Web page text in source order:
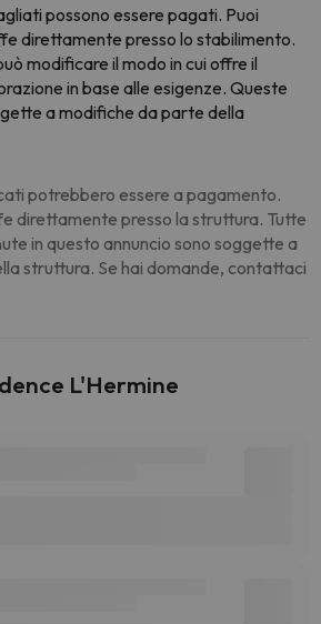
possono essere pagati. Puoi
direttamente presso lo stabilimento.
modificare il modo in cui offre il
in base alle esigenze. Queste
a modifiche da parte della
potrebbero essere a pagamento.
direttamente presso la struttura. Tutte
in questo annuncio sono soggette a
struttura. Se hai domande, contattaci
L'Hermine